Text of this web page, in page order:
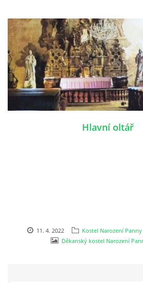
města Domažlice.
© 2026 eStránky.cz |Aktualizováno:
Hlavní oltář
11. 4. 2022
Kostel Narození
Děkanský kostel Narození